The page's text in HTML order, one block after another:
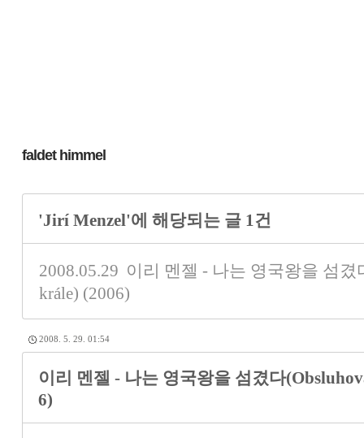
faldet himmel
'Jirí Menzel'에 해당되는 글 1건
2008.05.29 이리 멘젤 - 나는 영국왕을 섬겼
krále) (2006)
2008. 5. 29. 01:54
이리 멘젤 - 나는 영국왕을 섬겼다
6)